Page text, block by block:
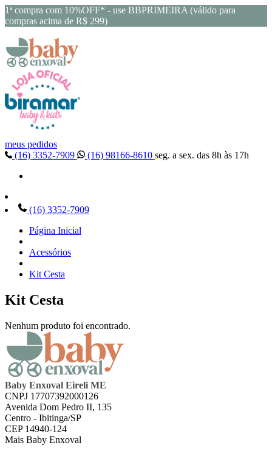
1ª compra com 10%OFF* - use BBPRIMEIRA (válido para
compras acima de R$ 299)
meus pedidos
(16) 3352-7909
(16) 98166-8610 seg. a sex. das 8h às 17h
(16) 3352-7909
Página Inicial
Acessórios
Kit Cesta
Kit Cesta
Nenhum produto foi encontrado.
Baby Enxoval Eireli ME
CNPJ 17707392000126
Avenida Dom Pedro II, 135
Centro - Ibitinga/SP
CEP 14940-124
Mais Baby Enxoval